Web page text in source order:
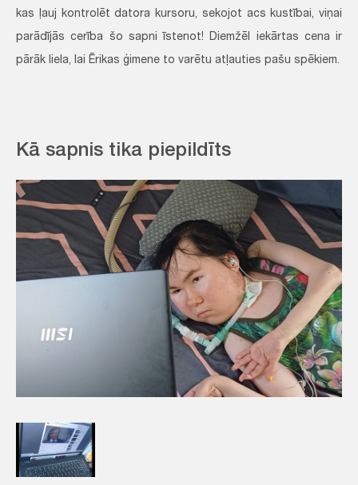
kas ļauj kontrolēt datora kursoru, sekojot acs kustībai, viņai
parādījās cerība šo sapni īstenot! Diemžēl iekārtas cena ir
pārāk liela, lai Ērikas ģimene to varētu atļauties pašu spēkiem.
Kā sapnis tika piepildīts